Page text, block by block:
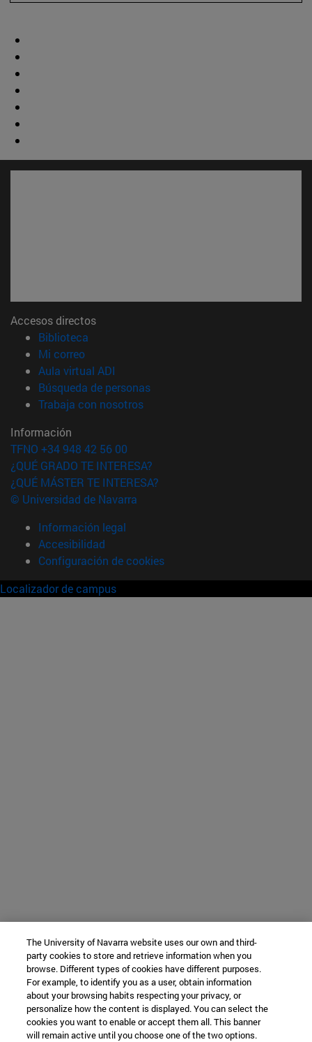
Accesos directos
Biblioteca
Mi correo(abre en nueva ventana)
Aula virtual ADI
Búsqueda de personas(abre en nueva ventana)
Trabaja con nosotros(abre en nueva ventana)
Información
TFNO +34 948 42 56 00
¿QUÉ GRADO TE INTERESA?
¿QUÉ MÁSTER TE INTERESA?
© Universidad de Navarra
Información legal
Accesibilidad
Configuración de cookies
Localizador de campus
The University of Navarra website uses our own and third-
party cookies to store and retrieve information when you
browse. Different types of cookies have different purposes.
For example, to identify you as a user, obtain information
about your browsing habits respecting your privacy, or
personalize how the content is displayed. You can select the
cookies you want to enable or accept them all. This banner
will remain active until you choose one of the two options.